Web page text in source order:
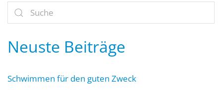
Neuste Beiträge
Schwimmen für den guten Zweck